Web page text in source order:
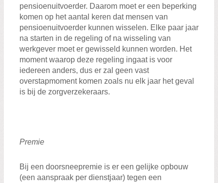
pensioenuitvoerder. Daarom moet er een beperking
komen op het aantal keren dat mensen van
pensioenuitvoerder kunnen wisselen. Elke paar jaar
na starten in de regeling of na wisseling van
werkgever moet er gewisseld kunnen worden. Het
moment waarop deze regeling ingaat is voor
iedereen anders, dus er zal geen vast
overstapmoment komen zoals nu elk jaar het geval
is bij de zorgverzekeraars.
Premie
Bij een doorsneepremie is er een gelijke opbouw
(een aanspraak per dienstjaar) tegen een